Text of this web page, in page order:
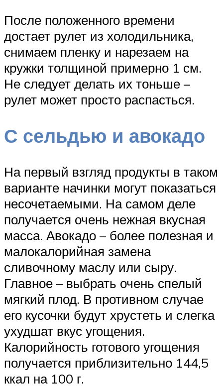
После положенного времени
достает рулет из холодильника,
снимаем пленку и нарезаем на
кружки толщиной примерно 1 см.
Не следует делать их тоньше –
рулет может просто распасться.
С сельдью и авокадо
На первый взгляд продукты в таком
варианте начинки могут показаться
несочетаемыми. На самом деле
получается очень нежная вкусная
масса. Авокадо – более полезная и
малокалорийная замена
сливочному маслу или сыру.
Главное – выбрать очень спелый
мягкий плод. В противном случае
его кусочки будут хрустеть и слегка
ухудшат вкус угощения.
Калорийность готового угощения
получается приблизительно 144,5
ккал на 100 г.